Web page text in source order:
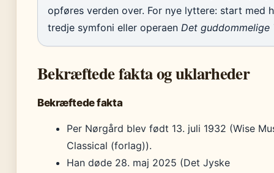
opføres verden over. For nye lyttere: start med
tredje symfoni eller operaen Det guddommelige
Bekræftede fakta og uklarheder
Bekræftede fakta
Per Nørgård blev født 13. juli 1932 (Wise
Classical (forlag)).
Han døde 28. maj 2025 (Det Jyske